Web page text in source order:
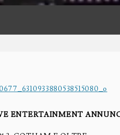
ENTERTAINMENT